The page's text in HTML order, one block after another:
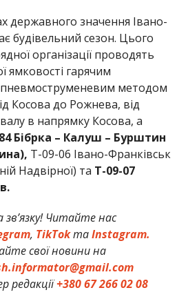
державного значення Івано-
будівельний сезон. Цього
організації проводять
ямковості гарячим
пневмоструменевим методом
Косова до Рожнева, від
в напрямку Косова, а
Бібрка – Калуш – Бурштин
Т-09-06 Івано-Франківськ
Надвірної) та Т-09-07
зв’язку! Читайте нас
, TikTokтаInstagram.
свої новини на
редакції+380 67 266 02 08